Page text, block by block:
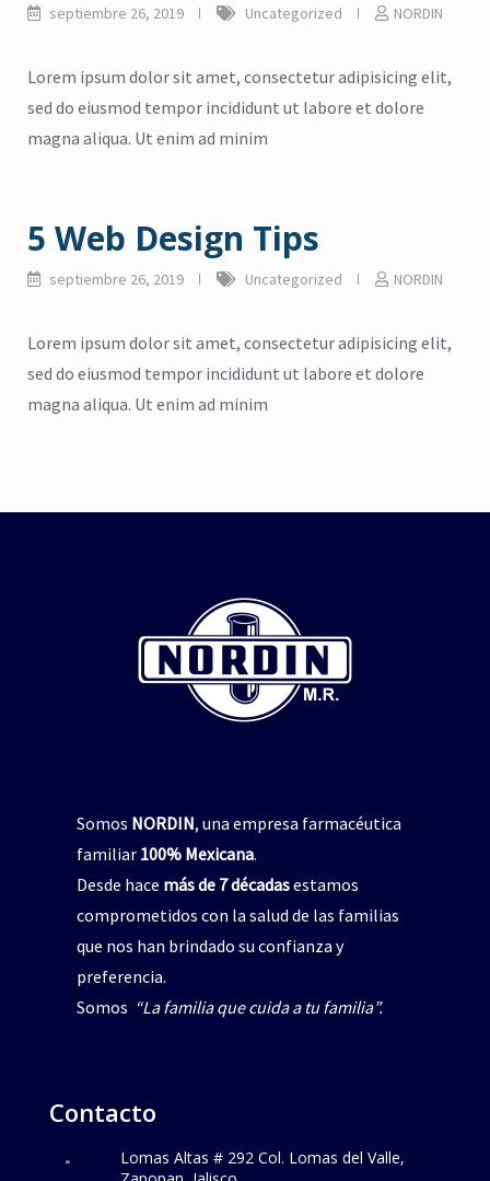
septiembre 26, 2019 Uncategorized NORDIN
Lorem ipsum dolor sit amet, consectetur adipisicing elit,
sed do eiusmod tempor incididunt ut labore et dolore
magna aliqua. Ut enim ad minim
5 Web Design Tips
septiembre 26, 2019 Uncategorized NORDIN
Lorem ipsum dolor sit amet, consectetur adipisicing elit,
sed do eiusmod tempor incididunt ut labore et dolore
magna aliqua. Ut enim ad minim
Somos NORDIN, una empresa farmacéutica
familiar 100% Mexicana.
Desde hace más de 7 décadasestamos
comprometidos con la salud de las familias
que nos han brindado su confianza y
preferencia.
Somos “La familia que cuida a tu familia”.
Contacto
Lomas Altas # 292 Col. Lomas del Valle,